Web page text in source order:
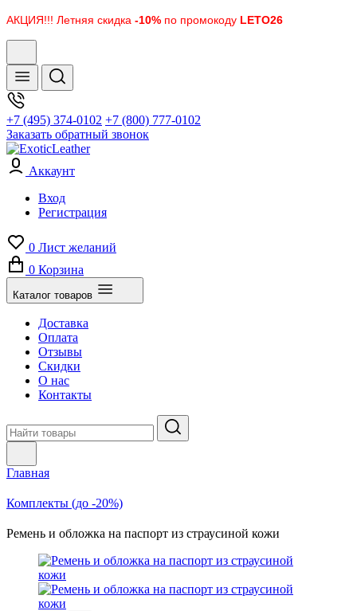
АКЦИЯ!!! Летняя скидка -10% по промокоду LETO26
+7 (495) 374-0102 +7 (800) 777-0102
Заказать обратный звонок
Аккаунт
Вход
Регистрация
0 Лист желаний
0 Корзина
Каталог товаров
Доставка
Оплата
Отзывы
Скидки
О нас
Контакты
Главная
Комплекты (до -20%)
Ремень и обложка на паспорт из страусиной кожи